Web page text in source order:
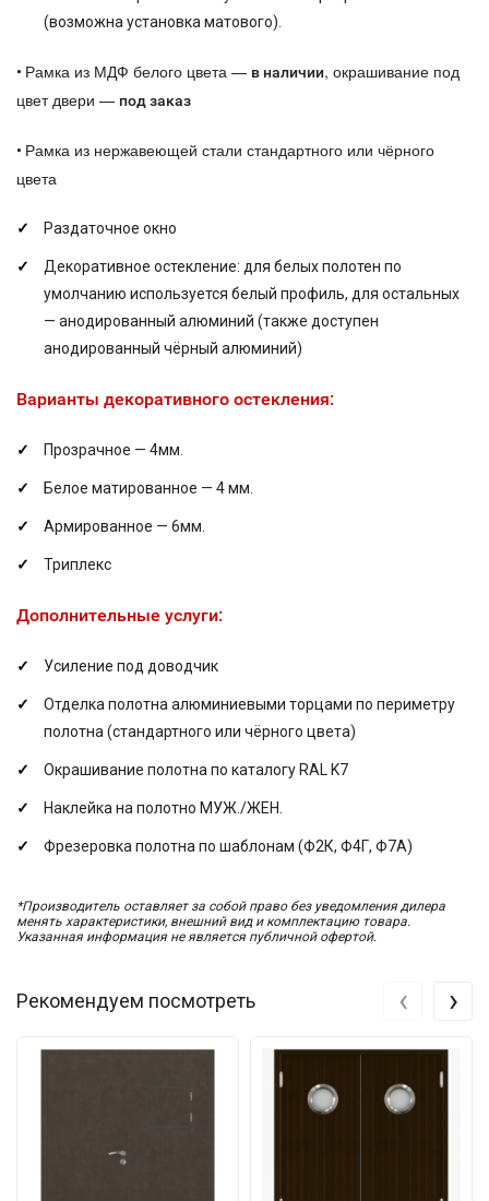
(возможна установка матового).
• Рамка из МДФ белого цвета — в наличии, окрашивание под
цвет двери — под заказ
• Рамка из нержавеющей стали стандартного или чёрного
цвета
Раздаточное окно
Декоративное остекление: для белых полотен по
умолчанию используется белый профиль, для остальных
— анодированный алюминий (также доступен
анодированный чёрный алюминий)
Варианты декоративного остекления:
Прозрачное — 4мм.
Белое матированное — 4 мм.
Армированное — 6мм.
Триплекс
Дополнительные услуги:
Усиление под доводчик
Отделка полотна алюминиевыми торцами по периметру
полотна (стандартного или чёрного цвета)
Окрашивание полотна по каталогу RAL K7
Наклейка на полотно МУЖ./ЖЕН.
Фрезеровка полотна по шаблонам (Ф2К, Ф4Г, Ф7А)
*Производитель оставляет за собой право без уведомления дилера
менять характеристики, внешний вид и комплектацию товара.
Указанная информация не является публичной офертой.
Рекомендуем посмотреть ‹ ›